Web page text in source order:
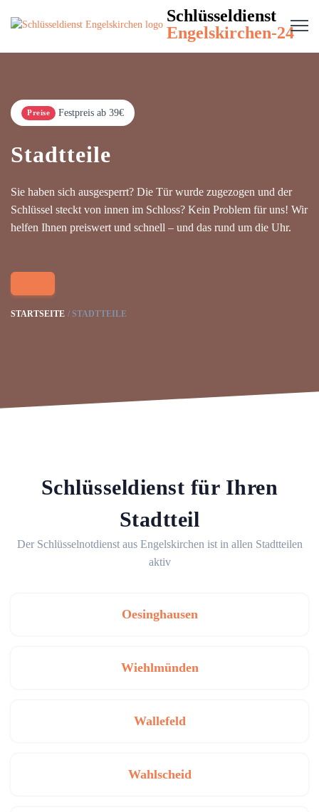
Schlüsseldienst
Engelskirchen-24
Preise Festpreis ab 39€
Stadtteile
Sie haben sich ausgesperrt? Die Tür wurde zugezogen und der
Schlüssel steckt von innen im Schloss? Kein Problem für uns! Wir
helfen Ihnen preiswert und schnell – und das rund um die Uhr.
STARTSEITE STADTTEILE
Schlüsseldienst für Ihren
Stadtteil
Der Schlüsselnotdienst aus Engelskirchen ist in allen Stadtteilen
aktiv
Oesinghausen
Wiehlmünden
Wallefeld
Wahlscheid